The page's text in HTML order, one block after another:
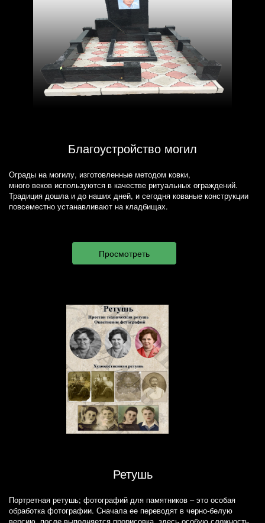
Благоустройство могил
Ограды на могилу, изготовленные методом ковки,
много веков используются в качестве ритуальных ограждений.
Традиция дошла и до наших дней, и сегодня кованые конструкции
повсеместно устанавливают на кладбищах.
Ретушь
Портретная ретушь; фотографий для памятников – это особая
обработка фотографии. Сначала ее переводят в черно-белую